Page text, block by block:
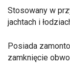
Stosowany w
jachtach i
Posiada
zamknięcie